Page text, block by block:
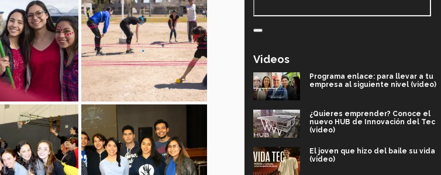
Videos
Programa enlace: para llevar a tu
empresa al siguiente nivel (video)
¿Quieres emprender? Conoce el
nuevo HUB de Innovación del Tec
(video)
El joven que hizo del baile su vida
(video)